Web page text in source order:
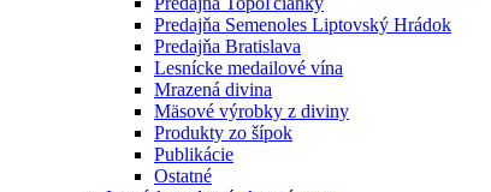
Predajňa Semenoles Liptovský Hrádok
Predajňa Bratislava
Lesnícke medailové vína
Mrazená divina
Mäsové výrobky z diviny
Produkty zo šípok
Publikácie
Ostatné